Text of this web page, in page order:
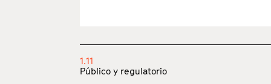
1.11
Público y regulatorio